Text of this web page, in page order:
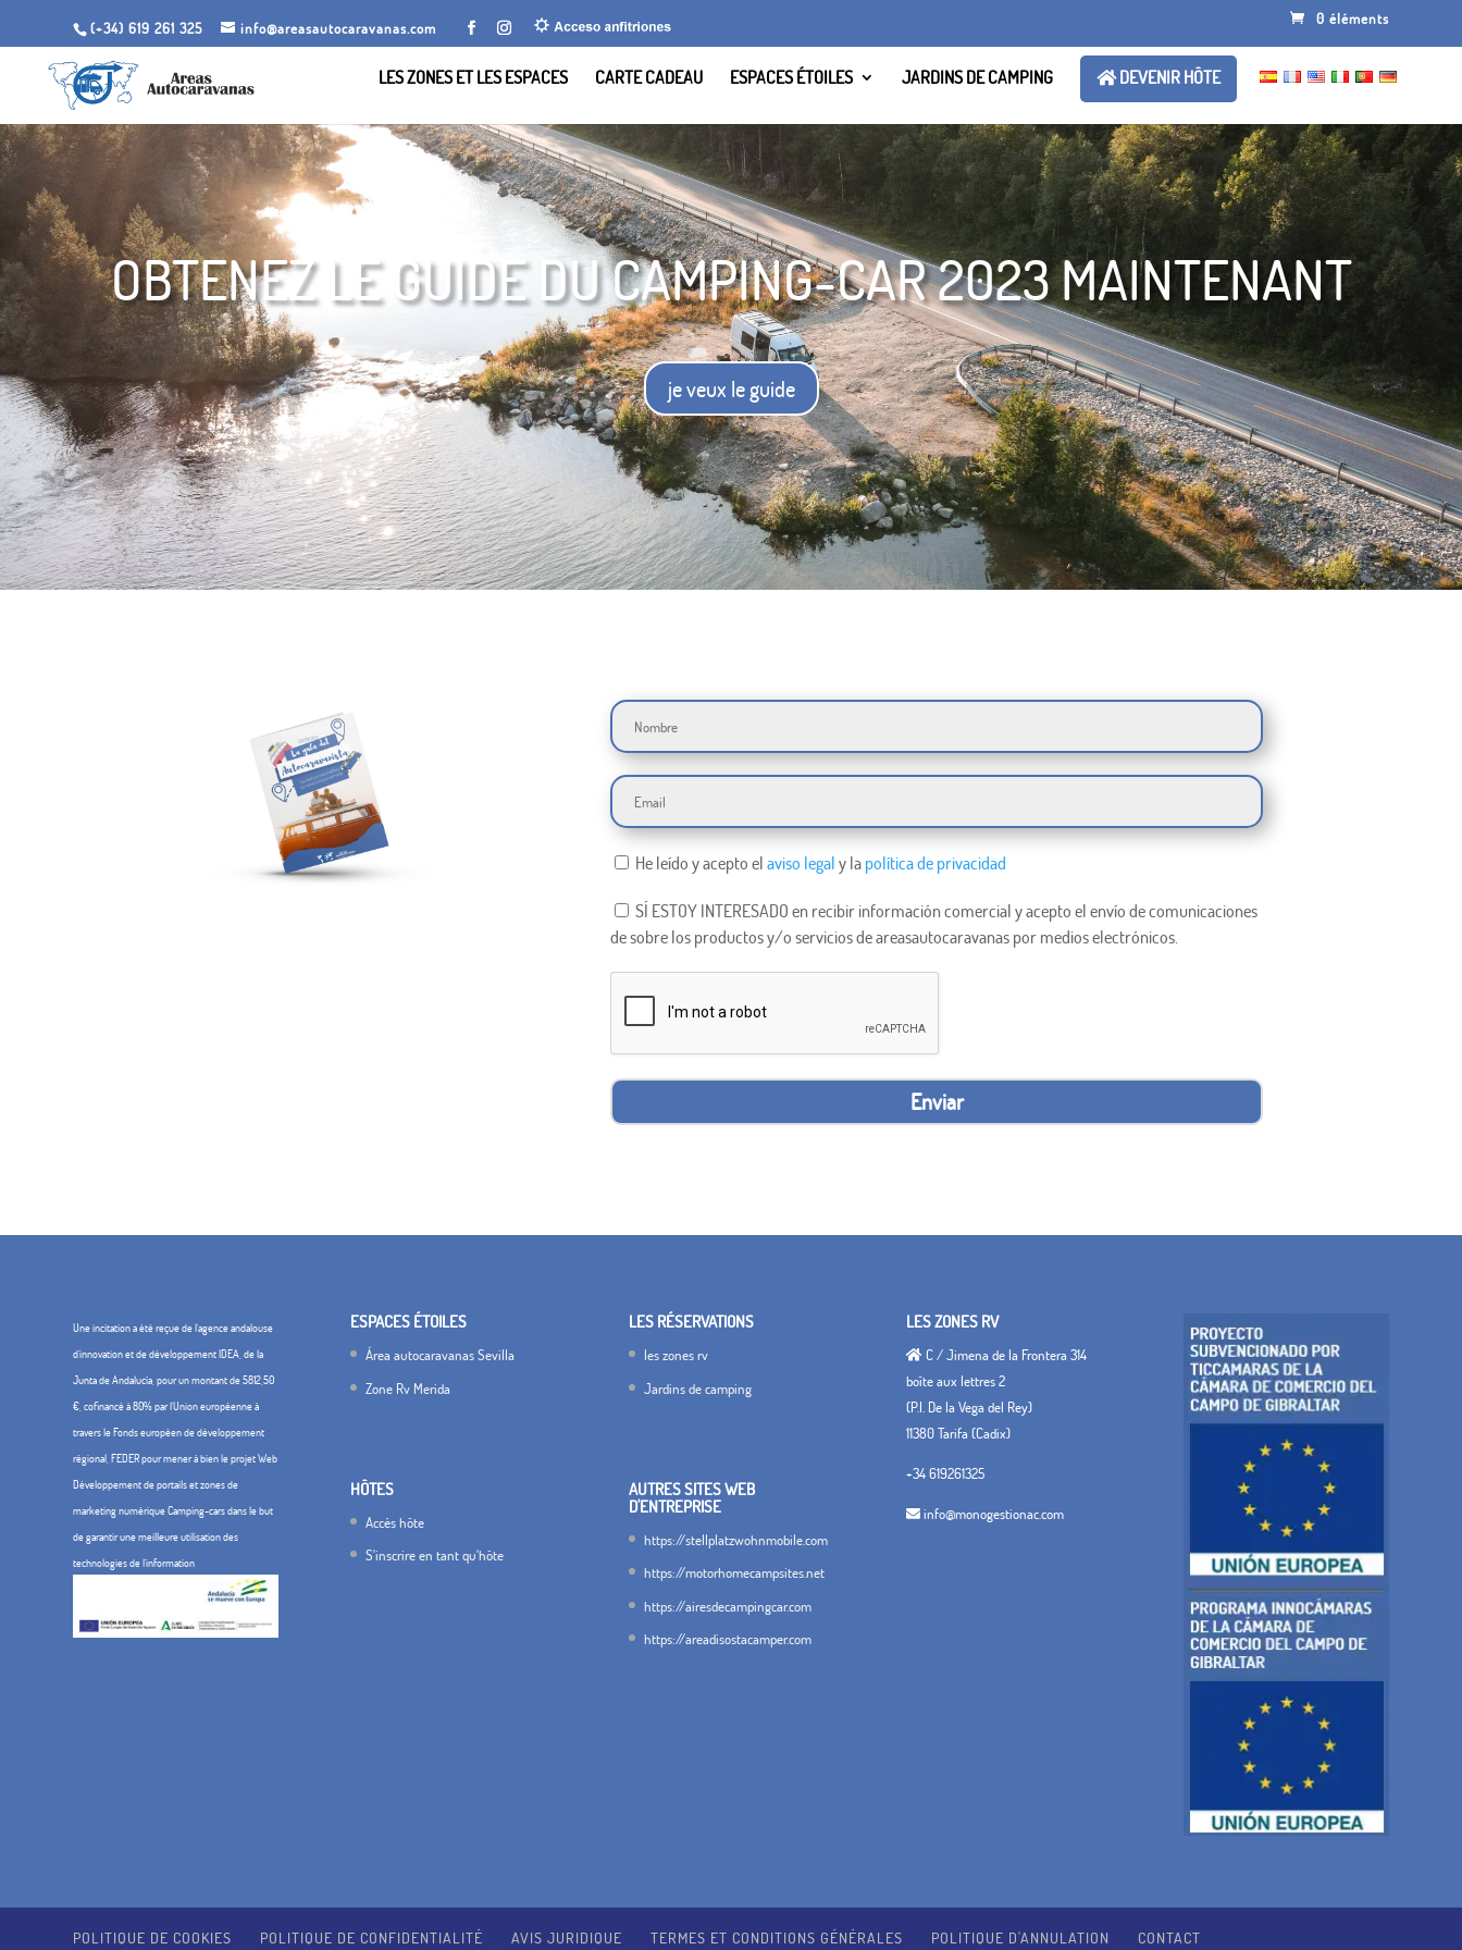
(+34) 619 261 325 info@areasautocaravanas.com
0 éléments
LES ZONES ET LES ESPACES CARTE CADEAU ESPACES ÉTOILES JARDINS DE CAMPING DEVENIR HÔTE
OBTENEZ LE GUIDE DU CAMPING-CAR 2023 MAINTENANT
je veux le guide
He leído y acepto elaviso legal y la política de privacidad
SÍ ESTOY INTERESADO en recibir información comercial y acepto el envío de comunicaciones
de sobre los productos y/o servicios de areasautocaravanas por medios electrónicos.
Enviar
Une incitation a été reçue de l'agence andalouse
d'innovation et de développement IDEA, de la
Junta de Andalucía, pour un montant de 5812,50
€, cofinancé à 80% par l'Union européenne à
travers le Fonds européen de développement
régional, FEDER pour mener à bien le projet Web
Développement de portails et zones de
marketing numérique Camping-cars dans le but
de garantir une meilleure utilisation des
technologies de l'information
ESPACES ÉTOILES
Área autocaravanas Sevilla
Zone Rv Merida
HÔTES
Accès hôte
S'inscrire en tant qu'hôte
LES RÉSERVATIONS
les zones rv
Jardins de camping
AUTRES SITES WEB
D'ENTREPRISE
https://stellplatzwohnmobile.com
https://motorhomecampsites.net
https://airesdecampingcar.com
https://areadisostacamper.com
LES ZONES RV
C / Jimena de la Frontera 314
boîte aux lettres 2
(P.I. De la Vega del Rey)
11380 Tarifa (Cadix)
+34 619261325
info@monogestionac.com
POLITIQUE DE COOKIES POLITIQUE DE CONFIDENTIALITÉ AVIS JURIDIQUE TERMES ET CONDITIONS GÉNÉRALES POLITIQUE D'ANNULATION CONTACT